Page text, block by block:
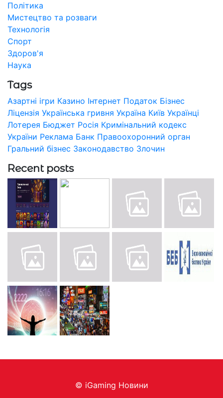
Політика
Мистецтво та розваги
Технологія
Спорт
Здоров'я
Наука
Tags
Азартні ігри Казино Інтернет Податок Бізнес
Ліцензія Українська гривня Україна Київ Українці
Лотерея Бюджет Росія Кримінальний кодекс
України Реклама Банк Правоохоронний орган
Гральний бізнес Законодавство Злочин
Recent posts
© iGaming Новини